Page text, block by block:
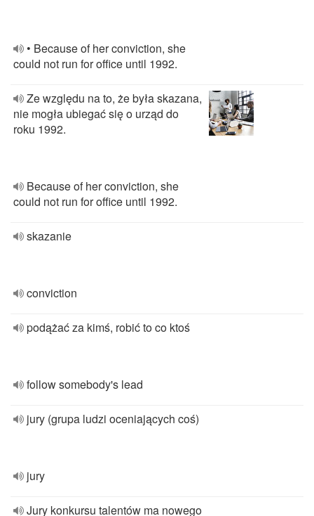
• Because of her conviction, she
could not run for office until 1992.
Ze względu na to, że była skazana,
nie mogła ubiegać się o urząd do
roku 1992.
Because of her conviction, she
could not run for office until 1992.
skazanie
conviction
podążać za kimś, robić to co ktoś
follow somebody's lead
jury (grupa ludzi oceniających coś)
jury
Jury konkursu talentów ma nowego